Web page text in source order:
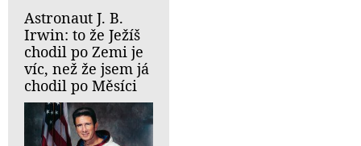
Astronaut J. B.
Irwin: to že Ježíš
chodil po Zemi je
víc, než že jsem já
chodil po Měsíci